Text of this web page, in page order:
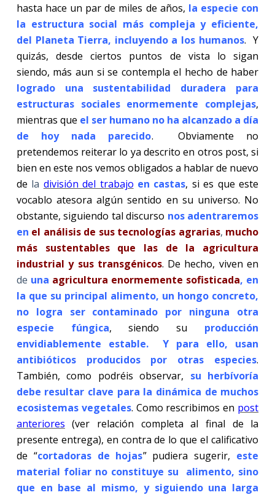
hasta hace un par de miles de años, la especie con
la estructura social más compleja y eficiente,
del Planeta Tierra, incluyendo a los humanos. Y
quizás, desde ciertos puntos de vista lo sigan
siendo, más aun si se contempla el hecho de haber
logrado una sustentabilidad duradera para
estructuras sociales enormemente complejas,
mientras que el ser humano no ha alcanzado a día
de hoy nada parecido.
Obviamente no
pretendemos reiterar lo ya descrito en otros post, si
bien en este nos vemos obligados a hablar de nuevo
de la división del trabajo en castas, si es que este
vocablo atesora algún sentido en su universo. No
obstante, siguiendo tal discurso nos adentraremos
en el análisis de sus tecnologías agrarias, mucho
más sustentables que las de la agricultura
industrial y sus transgénicos. De hecho, viven en
de una agricultura enormemente sofisticada, en
la que su principal alimento, un hongo concreto,
no logra ser contaminado por ninguna otra
especie fúngica, siendo su producción
envidiablemente estable. Y para ello, usan
antibióticos producidos por otras especies.
También, como podréis observar, su herbívoría
debe resultar clave para la dinámica de muchos
ecosistemas vegetales. Como rescribimos en post
anteriores (ver relación completa al final de la
presente entrega), en contra de lo que el calificativo
de “cortadoras de hojas” pudiera sugerir, este
material foliar no constituye su alimento, sino
que en base al mismo, y siguiendo una larga